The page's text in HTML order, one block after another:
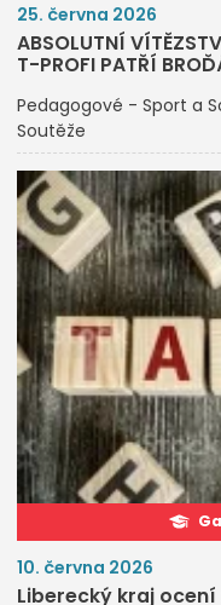
25. června 2026
ABSOLUTNÍ
T-PROFI PATŘÍ
Pedagogové - Sport a
Soutěže
10. června 2026
Liberecký kraj